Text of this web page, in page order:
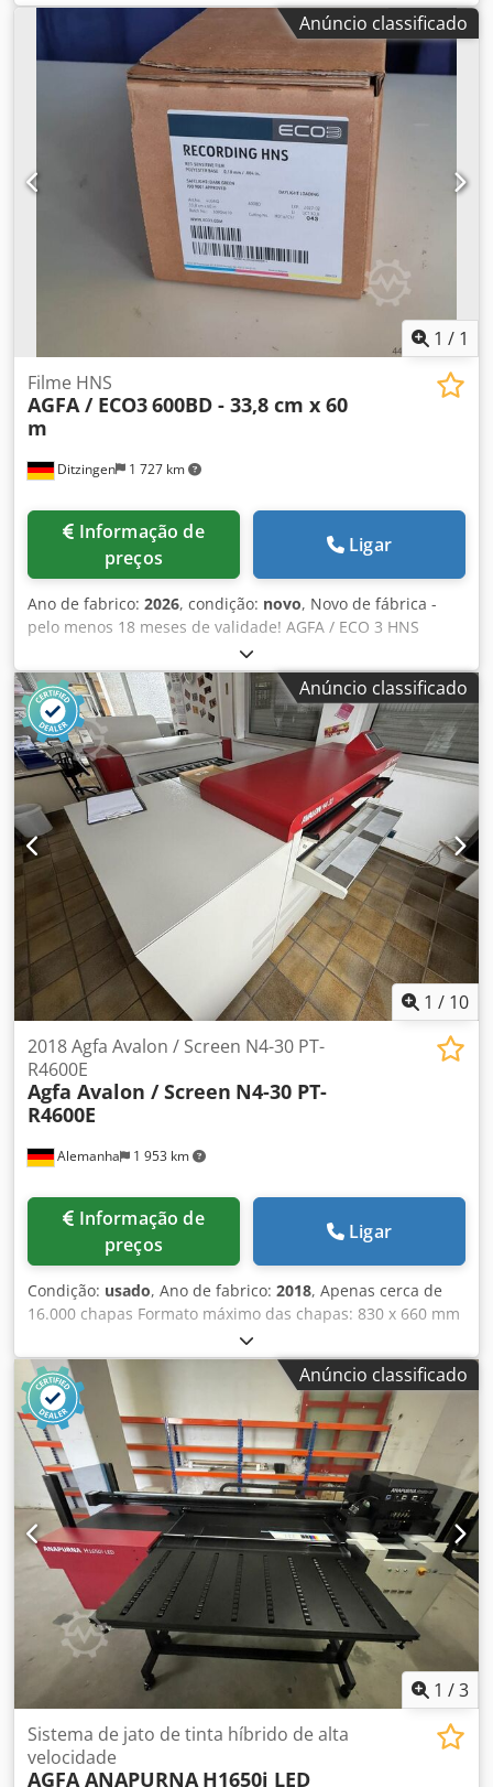
Anúncio classificado
1 / 1
Ditzingen 1 727 km
Filme HNS
AGFA / ECO3600BD - 33,8 cm x 60
m
preços
Ligar
Ano de fabrico: 2026, condição: novo, Novo de fábrica -
pelo menos 18 meses de validade! AGFA / ECO 3 HNS
600BD Filme 338 mm x 60 m Largura: 33,8 cm,
Comprimento: 60 m Especificação: 600 BD Dodpsb Rlbfsfx
Afljkr Código: 4LGNQ Compatível com muitos filmadoras de
imagens - ex.: AccuSet e Avantra 25 / 30 Para diodo laser
luz vermelha 650 - 670 nm
Anúncio classificado
1 / 10
Alemanha 1 953 km
2018 Agfa Avalon / Screen N4-30 PT-
R4600E
Agfa Avalon / Screen N4-30 PT-
R4600E
preços
Ligar
Condição: usado, Ano de fabrico: 2018, Apenas cerca de
16.000 chapas Formato máximo das chapas: 830 x 660 mm
Apogee Workflow 10.69.0 RIP Corte em linha Dkodpfx Afeyt
I Unjler Lavadora Azura C95 Empilhador ST 95EX Disponível
a curto prazo
Anúncio classificado
1 /3
Sistema de jato de tinta híbrido de alta
velocidade
AGFA ANAPURNA H1650i LED